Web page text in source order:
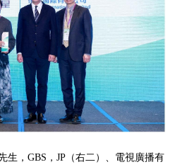
生，GBS，JP（右二）、電視廣播有